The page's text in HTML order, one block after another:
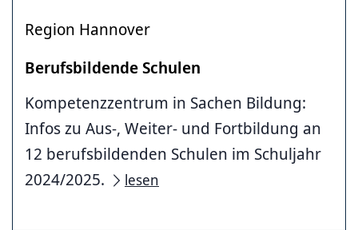
Region Hannover
Berufsbildende Schulen
Kompetenzzentrum in Sachen Bildung:
Infos zu Aus-, Weiter- und Fortbildung an
12 berufsbildenden Schulen im Schuljahr
2024/2025.
lesen